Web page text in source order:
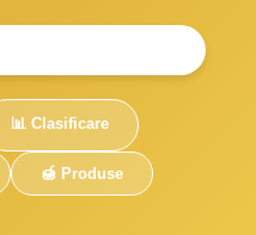
📊 Clasificare
🍯 Produse